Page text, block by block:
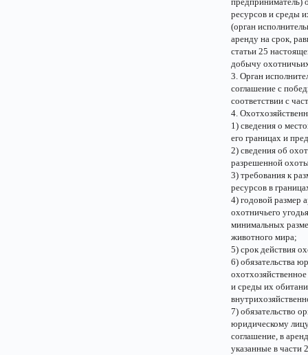
ресурсов и среды
(орган
аренду на срок,
статьи 25
добычу
3. Орган
соглашение с
соответствии с
4.
1) сведения о
его границах и
2) сведения об
разрешенной
3) требования к
ресурсов в
4) годовой размер
охотничьего
минимальных
животного мира;
5) срок действия
6) обязательства
и среды их
7) обязательство
юридическому
соглашение, в
указанные в части